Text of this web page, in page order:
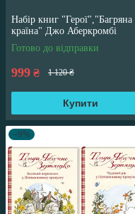
Набір книг "Герої","Багряна
країна" Джо Аберкромбі
Готово до відправки
999 ₴ 1 120 ₴
Купити
–9%